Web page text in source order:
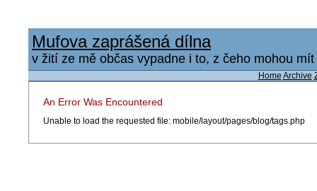
Mufova zaprášená dílna
v žití ze mě občas vypadne i to, z čeho mohou
Home Archive
An Error Was Encountered
Unable to load the requested file: mobile/layout/pages/blog/tags.php